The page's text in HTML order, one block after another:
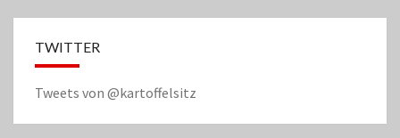
TWITTER
Tweets von @kartoffelsitz